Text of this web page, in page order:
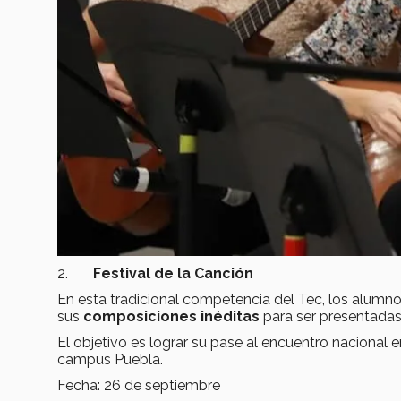
2.
Festival de la Canción
En esta tradicional competencia del Tec, los
sus composiciones inéditas para ser
El objetivo es lograr su pase al encuentro nacional
campus Puebla.
Fecha: 26 de septiembre